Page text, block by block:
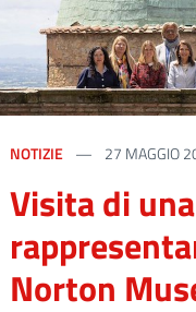
NOTIZIE 27 MAGGIO
Visita di una
Norton